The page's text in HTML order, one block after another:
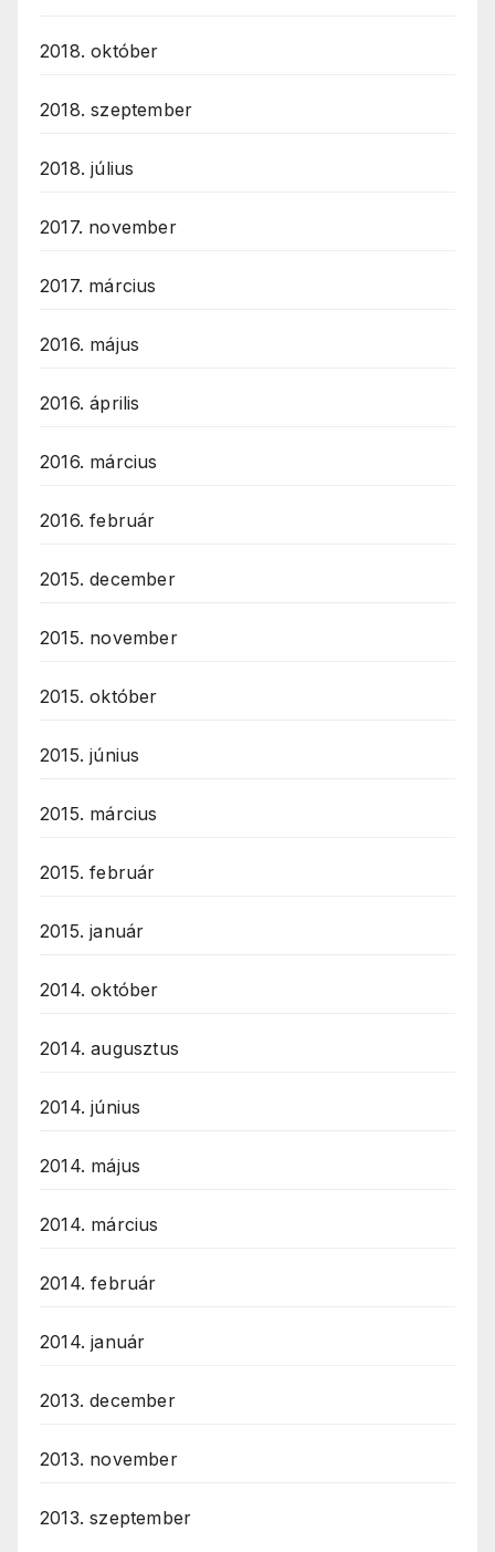
2018. október
2018. szeptember
2018. július
2017. november
2017. március
2016. május
2016. április
2016. március
2016. február
2015. december
2015. november
2015. október
2015. június
2015. március
2015. február
2015. január
2014. október
2014. augusztus
2014. június
2014. május
2014. március
2014. február
2014. január
2013. december
2013. november
2013. szeptember